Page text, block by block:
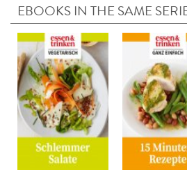
EBOOKS IN THE SAME